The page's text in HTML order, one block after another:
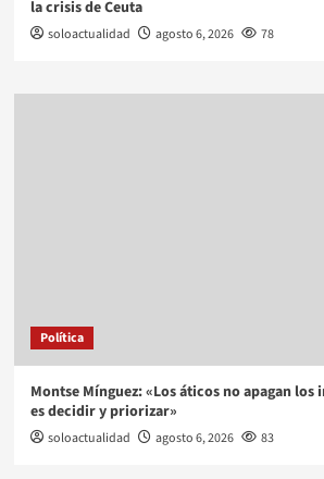
la crisis de Ceuta
soloactualidad agosto 6, 2026 78
Política
Montse Mínguez: «Los áticos no apagan
es decidir y priorizar»
soloactualidad agosto 6, 2026 83